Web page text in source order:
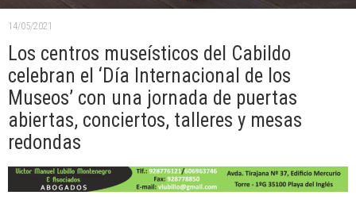
14/05/2021
Los centros museísticos del Cabildo
celebran el ‘Día Internacional de los
Museos’ con una jornada de puertas
abiertas, conciertos, talleres y mesas
redondas